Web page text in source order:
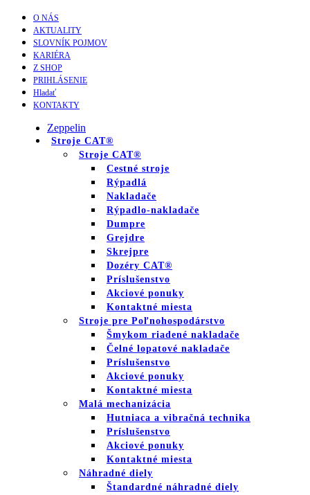
O NÁS
AKTUALITY
SLOVNÍK POJMOV
KARIÉRA
Z SHOP
PRIHLÁSENIE
Hladať
KONTAKTY
Zeppelin
Stroje CAT®
Stroje CAT®
Cestné stroje
Rýpadlá
Nakladače
Rýpadlo-nakladače
Dumpre
Grejdre
Skrejpre
Dozéry CAT®
Príslušenstvo
Akciové ponuky
Kontaktné miesta
Stroje pre Poľnohospodárstvo
Šmykom riadené nakladače
Čelné lopatové nakladače
Príslušenstvo
Akciové ponuky
Kontaktné miesta
Malá mechanizácia
Hutniaca a vibračná technika
Príslušenstvo
Akciové ponuky
Kontaktné miesta
Náhradné diely
Štandardné náhradné diely